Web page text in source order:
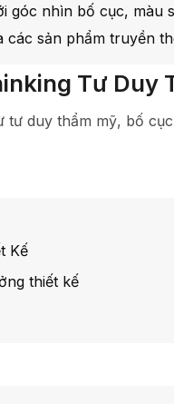
góc nhìn bố cục, màu
sản phẩm truyền
Tư Duy
tư duy thẩm mỹ, bố
Kế
thiết kế